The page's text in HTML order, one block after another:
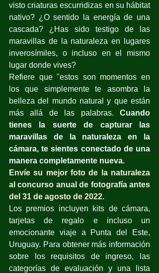
visto criaturas escurridizas en su hábitat
nativo? ¿O sentido la energía de una
cascada? ¿Has sido testigo de las
maravillas de la naturaleza en lugares
inverosímiles, o incluso en el mismo
lugar donde vives?
Refiere que "estos son momentos en
los que simplemente te asombra la
belleza del mundo natural y que están
más allá de las palabras. Cuando
tienes la suerte de capturar las
maravillas de la naturaleza en la
cámara, te sientes conectado de una
manera completamente nueva.
Envíe su mejor foto de la naturaleza
al concurso anual de fotografía antes
del 31 de agosto de 2022.
Los premios incluyen kits de cámara,
tarjetas de regalo e incluso un
emocionante viaje a Punta del Este,
Uruguay. Para obtener más información
sobre los requisitos de ingreso, las
categorías de evaluación y una lista